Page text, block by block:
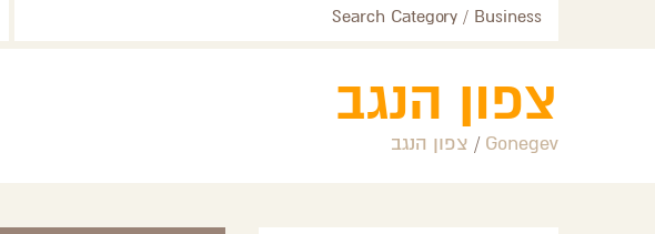
Search Category / Business
צפון הנגב
Gonegev
/ צפון הנגב